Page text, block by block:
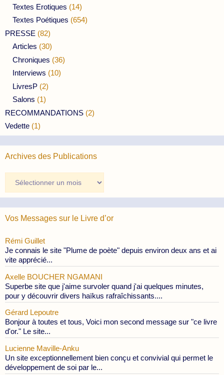
Textes Erotiques (14)
Textes Poétiques (654)
PRESSE (82)
Articles (30)
Chroniques (36)
Interviews (10)
LivresP (2)
Salons (1)
RECOMMANDATIONS (2)
Vedette (1)
Archives des Publications
des
Publications
Vos Messages sur le Livre d’or
Rémi Guillet
Je connais le site "Plume de poète" depuis environ deux ans et ai
vite apprécié...
Axelle BOUCHER NGAMANI
Superbe site que j'aime survoler quand j'ai quelques minutes,
pour y découvrir divers haïkus rafraîchissants....
Gérard Lepoutre
Bonjour à toutes et tous, Voici mon second message sur "ce livre
d'or." Le site...
Lucienne Maville-Anku
Un site exceptionnellement bien conçu et convivial qui permet le
développement de soi par le...